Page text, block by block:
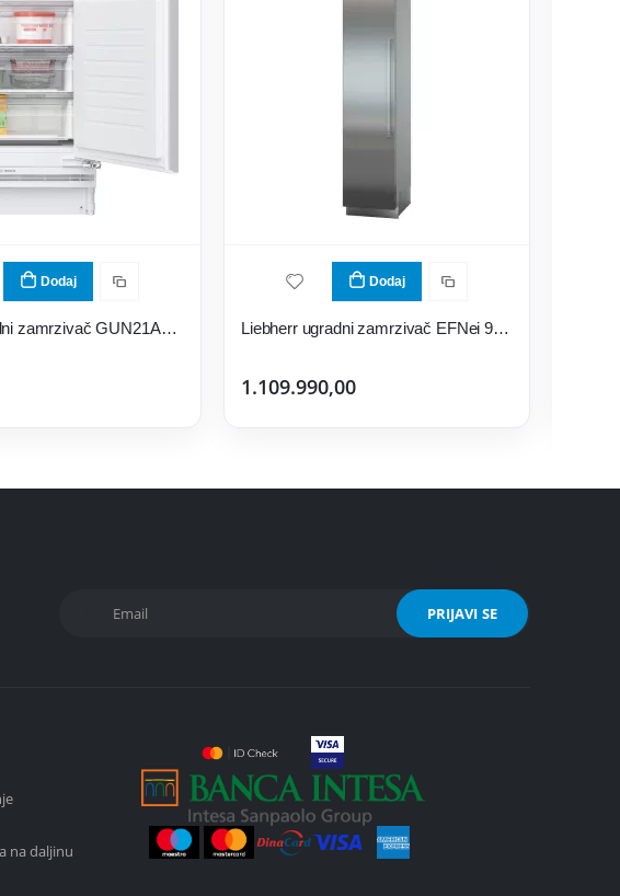
Dodaj
Bosch ugradni zamrzivač GUN21ADE0
Dodaj
Liebherr ugradni zamrzivač EFNei 9471
1.109.990,00
na daljinu